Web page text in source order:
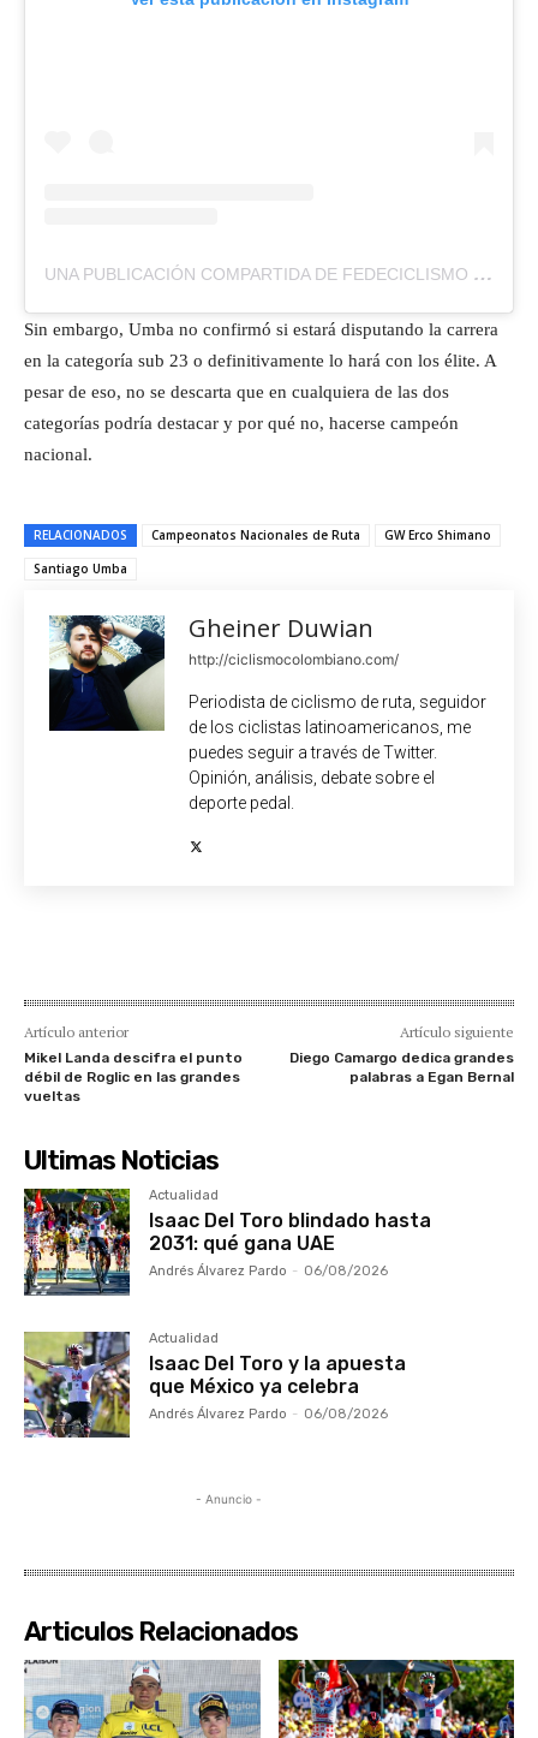
UNA PUBLICACIÓN COMPARTIDA DE FEDECICLISMO (@FEDECICLISMOCOLOMBIA)
Sin embargo, Umba no confirmó si estará disputando la carrera
en la categoría sub 23 o definitivamente lo hará con los élite. A
pesar de eso, no se descarta que en cualquiera de las dos
categorías podría destacar y por qué no, hacerse campeón
nacional.
RELACIONADOS Campeonatos Nacionales de Ruta
GW Erco Shimano
Santiago Umba
Gheiner Duwian
http://ciclismocolombiano.com/
Periodista de ciclismo de ruta, seguidor
de los ciclistas latinoamericanos, me
puedes seguir a través de Twitter.
Opinión, análisis, debate sobre el
deporte pedal.
Artículo anterior
Mikel Landa descifra el punto
débil de Roglic en las grandes
vueltas
Artículo siguiente
Diego Camargo dedica grandes
palabras a Egan Bernal
Ultimas Noticias
Actualidad
Isaac Del Toro blindado hasta
2031: qué gana UAE
Andrés Álvarez Pardo - 06/08/2026
Actualidad
Isaac Del Toro y la apuesta
que México ya celebra
Andrés Álvarez Pardo - 06/08/2026
- Anuncio -
Articulos Relacionados